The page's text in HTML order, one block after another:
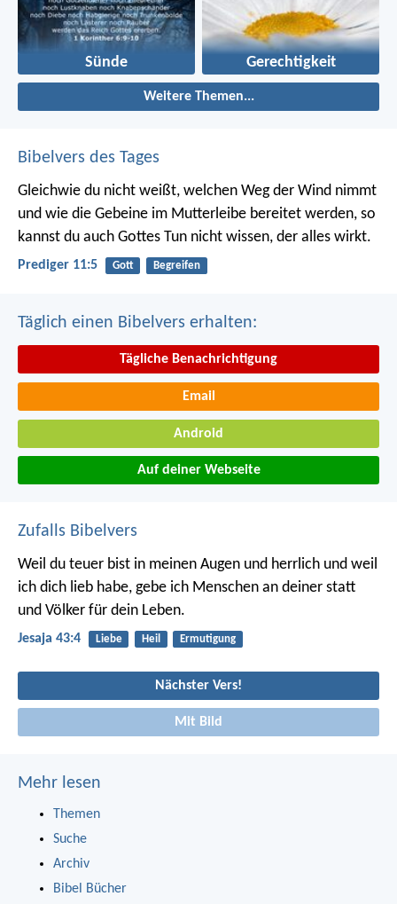
Sünde Gerechtigkeit
Weitere Themen...
Bibelvers des Tages
Gleichwie du nicht weißt, welchen Weg der Wind nimmt
und wie die Gebeine im Mutterleibe bereitet werden, so
kannst du auch Gottes Tun nicht wissen, der alles wirkt.
Prediger 11:5 Gott Begreifen
Täglich einen Bibelvers erhalten:
Tägliche Benachrichtigung
Email
Android
Auf deiner Webseite
Zufalls Bibelvers
Weil du teuer bist in meinen Augen und herrlich und weil
ich dich lieb habe, gebe ich Menschen an deiner statt
und Völker für dein Leben.
Jesaja 43:4 Liebe Heil Ermutigung
Nächster Vers!
Mit Bild
Mehr lesen
Themen
Suche
Archiv
Bibel Bücher